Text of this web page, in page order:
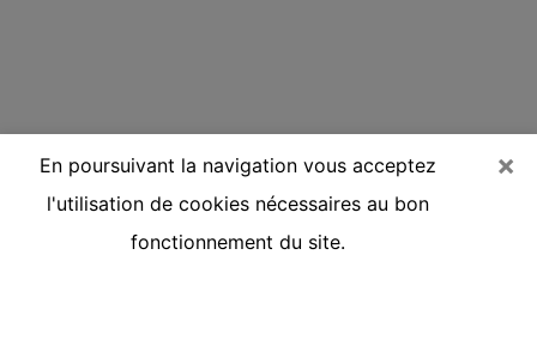
×
En poursuivant la navigation vous acceptez
l'utilisation de cookies nécessaires au bon
fonctionnement du site.